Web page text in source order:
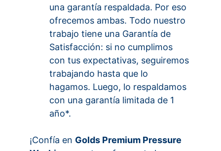
una garantía respaldada. Por eso
ofrecemos ambas. Todo nuestro
trabajo tiene una Garantía de
Satisfacción: si no cumplimos
con tus expectativas, seguiremos
trabajando hasta que lo
hagamos. Luego, lo respaldamos
con una garantía limitada de 1
año*.
¡Confía en Golds Premium Pressure